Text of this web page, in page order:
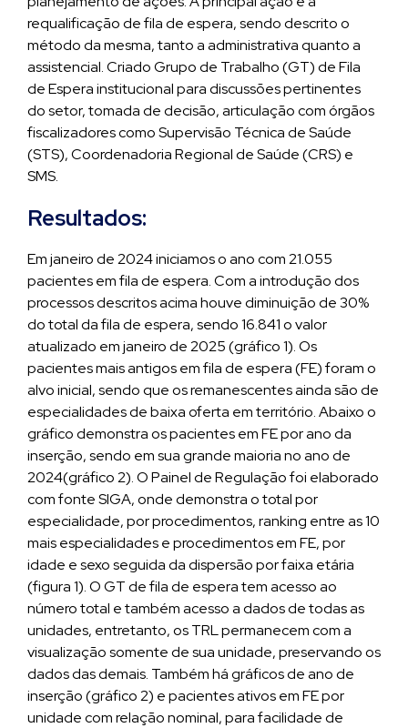
requalificação de fila de espera, sendo descrito o
método da mesma, tanto a administrativa quanto a
assistencial. Criado Grupo de Trabalho (GT) de Fila
de Espera institucional para discussões pertinentes
do setor, tomada de decisão, articulação com órgãos
fiscalizadores como Supervisão Técnica de Saúde
(STS), Coordenadoria Regional de Saúde (CRS) e
SMS.
Resultados:
Em janeiro de 2024 iniciamos o ano com 21.055
pacientes em fila de espera. Com a introdução dos
processos descritos acima houve diminuição de 30%
do total da fila de espera, sendo 16.841 o valor
atualizado em janeiro de 2025 (gráfico 1). Os
pacientes mais antigos em fila de espera (FE) foram o
alvo inicial, sendo que os remanescentes ainda são de
especialidades de baixa oferta em território. Abaixo o
gráfico demonstra os pacientes em FE por ano da
inserção, sendo em sua grande maioria no ano de
2024(gráfico 2). O Painel de Regulação foi elaborado
com fonte SIGA, onde demonstra o total por
especialidade, por procedimentos, ranking entre as 10
mais especialidades e procedimentos em FE, por
idade e sexo seguida da dispersão por faixa etária
(figura 1). O GT de fila de espera tem acesso ao
número total e também acesso a dados de todas as
unidades, entretanto, os TRL permanecem com a
visualização somente de sua unidade, preservando os
dados das demais. Também há gráficos de ano de
inserção (gráfico 2) e pacientes ativos em FE por
unidade com relação nominal, para facilidade de